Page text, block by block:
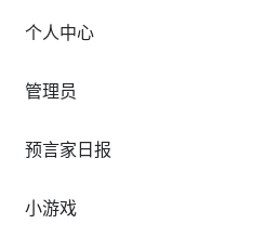
个人中心
管理员
预言家日报
小游戏